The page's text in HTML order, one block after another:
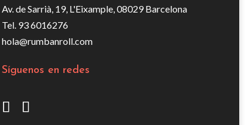
Av. de Sarrià, 19, L'Eixample, 08029 Barcelona
Tel. 93 6016276
hola@rumbanroll.com
Síguenos en redes